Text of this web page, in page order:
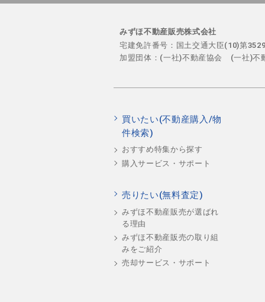
みずほ不動産販売株式会社
宅建免許番号：国土交通大臣(10)第
加盟団体：(一社)不動産協会 (一社)
買いたい(不動産購入/物
件検索)
おすすめ特集から探す
購入サービス・サポート
売りたい(無料査定)
みずほ不動産販売が選ばれ
る理由
みずほ不動産販売の取り組
みをご紹介
売却サービス・サポート